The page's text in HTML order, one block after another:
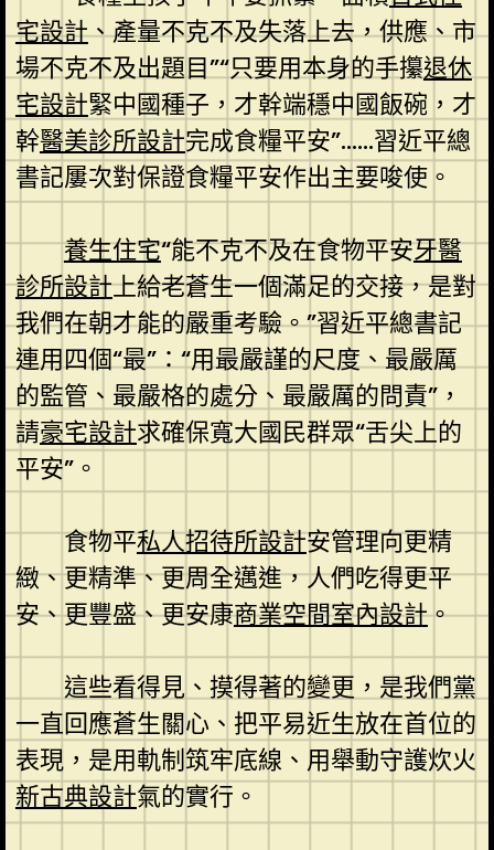
宅設計、產量不克不及失落上去，供應、市
場不克不及出題目”“只要用本身的手攥退休
宅設計緊中國種子，才幹端穩中國飯碗，才
幹醫美診所設計完成食糧平安”……習近平總
書記屢次對保證食糧平安作出主要唆使。
養生住宅“能不克不及在食物平安牙醫
診所設計上給老蒼生一個滿足的交接，是對
我們在朝才能的嚴重考驗。”習近平總書記
連用四個“最”：“用最嚴謹的尺度、最嚴厲
的監管、最嚴格的處分、最嚴厲的問責”，
請豪宅設計求確保寬大國民群眾“舌尖上的
平安”。
食物平私人招待所設計安管理向更精
緻、更精準、更周全邁進，人們吃得更平
安、更豐盛、更安康商業空間室內設計。
這些看得見、摸得著的變更，是我們黨
一直回應蒼生關心、把平易近生放在首位的
表現，是用軌制筑牢底線、用舉動守護炊火
新古典設計氣的實行。